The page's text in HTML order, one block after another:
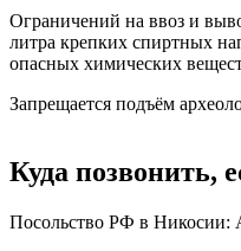
Ограничений на ввоз и
литра крепких спиртных
опасных химических
Запрещается подъём
Куда позвонить,
Посольство РФ в Никосии: